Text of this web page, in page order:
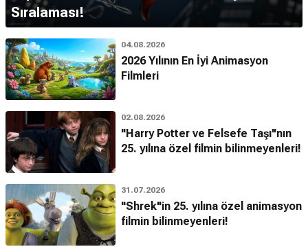
Sıralaması!
04.08.2026
2026 Yılının En İyi Animasyon
Filmleri
02.08.2026
"Harry Potter ve Felsefe Taşı"nın
25. yılına özel filmin bilinmeyenleri!
31.07.2026
"Shrek"in 25. yılına özel animasyon
filmin bilinmeyenleri!